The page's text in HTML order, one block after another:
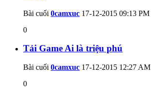
Bài cuối 0camxuc 17-12-2015 09:13 PM
0
Tải Game Ai là triệu phú
Bài cuối 0camxuc 17-12-2015 12:27 AM
0